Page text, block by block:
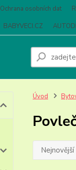
Ochrana osobních dat
BABYVECI.CZ
Úvod
Nejnovější